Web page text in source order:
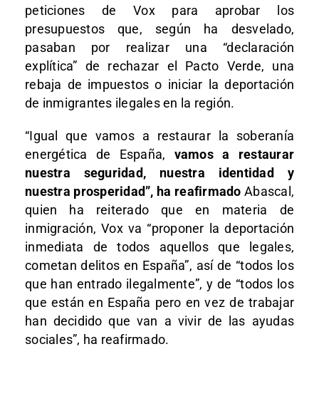
peticiones de Vox para aprobar los
presupuestos que, según ha desvelado,
pasaban por realizar una “declaración
explítica” de rechazar el Pacto Verde, una
rebaja de impuestos o iniciar la deportación
de inmigrantes ilegales en la región.
“Igual que vamos a restaurar la soberanía
energética de España, vamos a restaurar
nuestra seguridad, nuestra identidad y
nuestra prosperidad”, ha reafirmado Abascal,
quien ha reiterado que en materia de
inmigración, Vox va “proponer la deportación
inmediata de todos aquellos que legales,
cometan delitos en España”, así de “todos los
que han entrado ilegalmente”, y de “todos los
que están en España pero en vez de trabajar
han decidido que van a vivir de las ayudas
sociales”, ha reafirmado.